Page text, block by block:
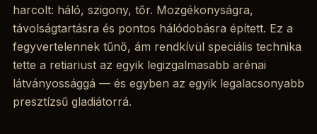
harcolt: háló, szigony, tőr. Mozgékonyságra,
távolságtartásra és pontos hálódobásra épített. Ez a
fegyvertelennek tűnő, ám rendkívül speciális technika
tette a retiariust az egyik legizgalmasabb arénai
látványossággá — és egyben az egyik legalacsonyabb
presztízsű gladiátorrá.